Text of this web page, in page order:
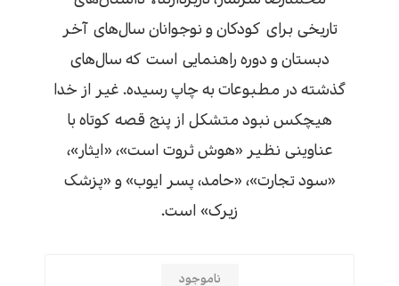
تاریخی برای کودکان و نوجوانان سال‌های آخر
دبستان و دوره راهنمایی است که سال‌های
گذشته در مطبوعات به چاپ رسیده. غیر از خدا
هیچکس نبود متشکل از پنج قصه کوتاه با
عناوینی نظیر «هوش ثروت است»، «ایثار»،
«سود تجارت»، «حامد، پسر ایوب» و «پزشک
زیرک» است.
ناموجود